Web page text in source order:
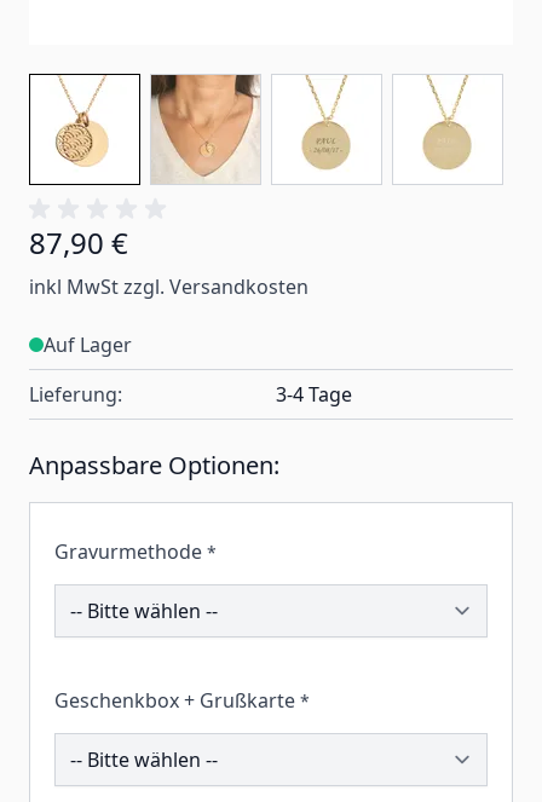
87,90 €
inkl MwSt zzgl. Versandkosten
Auf Lager
Lieferung:
3-4 Tage
Anpassbare Optionen:
Gravurmethode *
202683
Geschenkbox + Grußkarte *
260131